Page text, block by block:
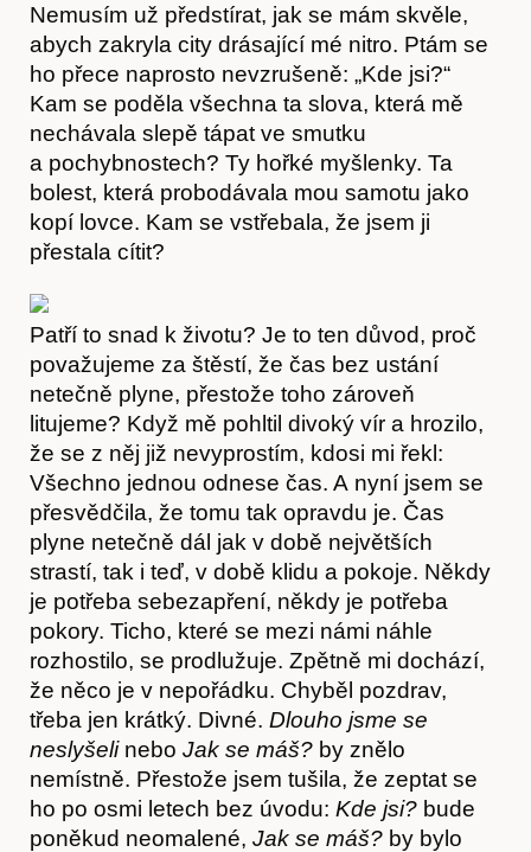
Nemusím už předstírat, jak se mám skvěle,
abych zakryla city drásající mé nitro. Ptám se
ho přece naprosto nevzrušeně: „Kde jsi?“
Kam se poděla všechna ta slova, která mě
nechávala slepě tápat ve smutku
a pochybnostech? Ty hořké myšlenky. Ta
bolest, která probodávala mou samotu jako
kopí lovce. Kam se vstřebala, že jsem ji
přestala cítit?
Patří to snad k životu? Je to ten důvod, proč
považujeme za štěstí, že čas bez ustání
netečně plyne, přestože toho zároveň
litujeme? Když mě pohltil divoký vír a hrozilo,
že se z něj již nevyprostím, kdosi mi řekl:
Všechno jednou odnese čas. A nyní jsem se
přesvědčila, že tomu tak opravdu je. Čas
plyne netečně dál jak v době největších
strastí, tak i teď, v době klidu a pokoje. Někdy
je potřeba sebezapření, někdy je potřeba
pokory. Ticho, které se mezi námi náhle
rozhostilo, se prodlužuje. Zpětně mi dochází,
že něco je v nepořádku. Chyběl pozdrav,
třeba jen krátký. Divné. Dlouho jsme se
neslyšeli nebo Jak se máš? by znělo
nemístně. Přestože jsem tušila, že zeptat se
ho po osmi letech bez úvodu: Kde jsi? bude
poněkud neomalené, Jak se máš? by bylo